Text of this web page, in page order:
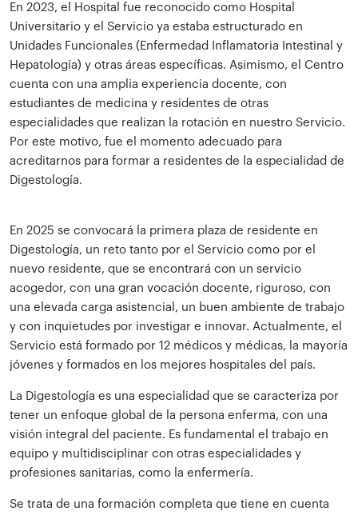
En 2023, el Hospital fue reconocido como Hospital
Universitario y el Servicio ya estaba estructurado en
Unidades Funcionales (Enfermedad Inflamatoria Intestinal y
Hepatología) y otras áreas específicas. Asimismo, el Centro
cuenta con una amplia experiencia docente, con
estudiantes de medicina y residentes de otras
especialidades que realizan la rotación en nuestro Servicio.
Por este motivo, fue el momento adecuado para
acreditarnos para formar a residentes de la especialidad de
Digestología.
En 2025 se convocará la primera plaza de residente en
Digestología, un reto tanto por el Servicio como por el
nuevo residente, que se encontrará con un servicio
acogedor, con una gran vocación docente, riguroso, con
una elevada carga asistencial, un buen ambiente de trabajo
y con inquietudes por investigar e innovar. Actualmente, el
Servicio está formado por 12 médicos y médicas, la mayoría
jóvenes y formados en los mejores hospitales del país.
La Digestología es una especialidad que se caracteriza por
tener un enfoque global de la persona enferma, con una
visión integral del paciente. Es fundamental el trabajo en
equipo y multidisciplinar con otras especialidades y
profesiones sanitarias, como la enfermería.
Se trata de una formación completa que tiene en cuenta